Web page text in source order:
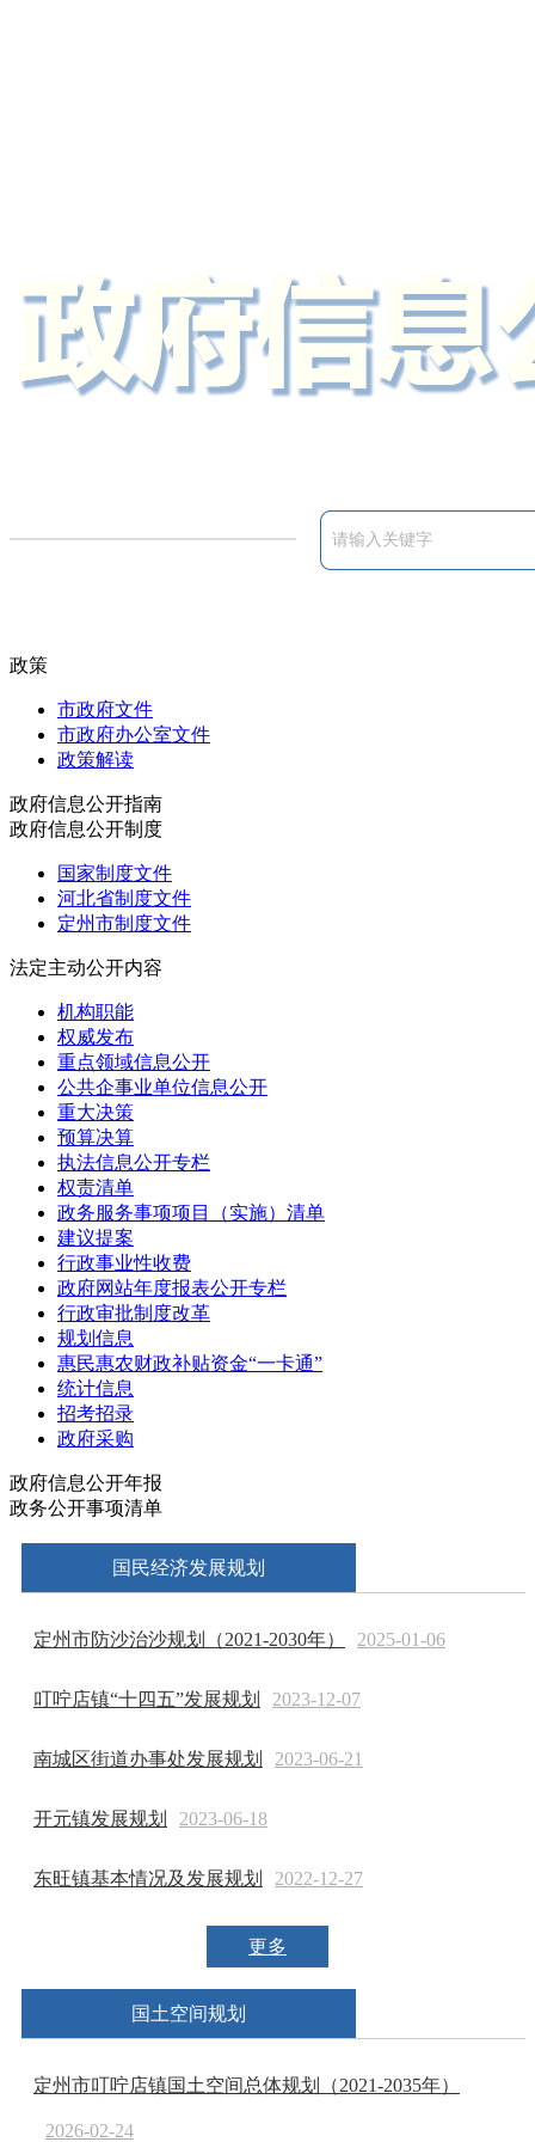
政策
市政府文件
市政府办公室文件
政策解读
政府信息公开指南
政府信息公开制度
国家制度文件
河北省制度文件
定州市制度文件
法定主动公开内容
机构职能
权威发布
重点领域信息公开
公共企事业单位信息公开
重大决策
预算决算
执法信息公开专栏
权责清单
政务服务事项项目（实施）清单
建议提案
行政事业性收费
政府网站年度报表公开专栏
行政审批制度改革
规划信息
惠民惠农财政补贴资金“一卡通”
统计信息
招考招录
政府采购
政府信息公开年报
政务公开事项清单
国民经济发展规划
定州市防沙治沙规划（2021-2030年） 2025-01-06
叮咛店镇“十四五”发展规划 2023-12-07
南城区街道办事处发展规划 2023-06-21
开元镇发展规划 2023-06-18
东旺镇基本情况及发展规划 2022-12-27
更多
国土空间规划
定州市叮咛店镇国土空间总体规划（2021-2035年）
2026-02-24